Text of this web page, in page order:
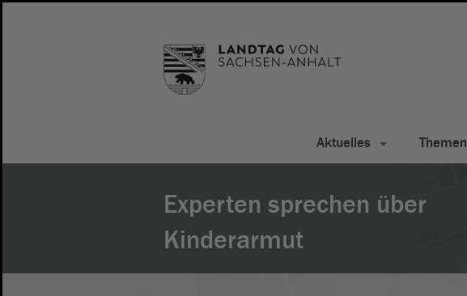
Aktuelles Themen
Experten sprechen über
Kinderarmut